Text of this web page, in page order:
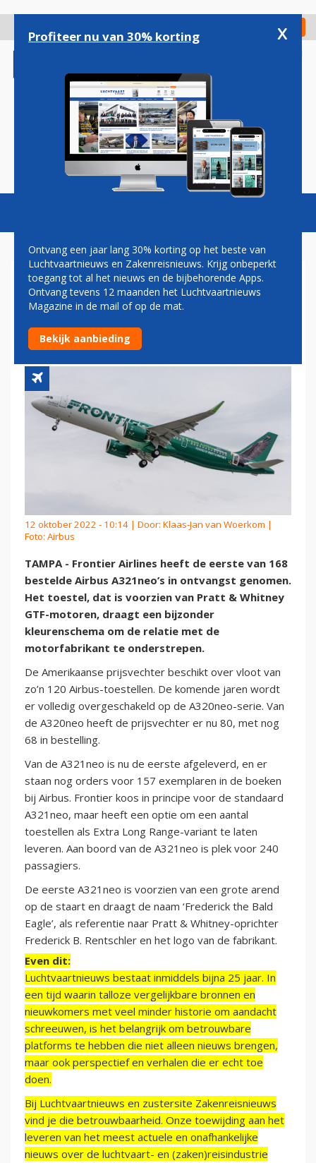
gaan
Check in
Magazine Podcasts Vacatures
AMERIKAANSE PRIJSVECHTER
FRONTIER AIRLINES HAALT
EERSTE AIRBUS A321NEO OP
12 oktober 2022 - 10:14 | Door: Klaas-Jan van Woerkom |
Foto: Airbus
TAMPA - Frontier Airlines heeft de eerste van 168
bestelde Airbus A321neo’s in ontvangst genomen.
Het toestel, dat is voorzien van Pratt & Whitney
GTF-motoren, draagt een bijzonder
kleurenschema om de relatie met de
motorfabrikant te onderstrepen.
De Amerikaanse prijsvechter beschikt over vloot van
zo’n 120 Airbus-toestellen. De komende jaren wordt
er volledig overgeschakeld op de A320neo-serie. Van
de A320neo heeft de prijsvechter er nu 80, met nog
68 in bestelling.
Van de A321neo is nu de eerste afgeleverd, en er
staan nog orders voor 157 exemplaren in de boeken
bij Airbus. Frontier koos in principe voor de standaard
A321neo, maar heeft een optie om een aantal
toestellen als Extra Long Range-variant te laten
leveren. Aan boord van de A321neo is plek voor 240
passagiers.
De eerste A321neo is voorzien van een grote arend
op de staart en draagt de naam ‘Frederick the Bald
Eagle’, als referentie naar Pratt & Whitney-oprichter
Frederick B. Rentschler en het logo van de fabrikant.
Even dit:
Luchtvaartnieuws bestaat inmiddels bijna 25 jaar. In
een tijd waarin talloze vergelijkbare bronnen en
nieuwkomers met veel minder historie om aandacht
schreeuwen, is het belangrijk om betrouwbare
platforms te hebben die niet alleen nieuws brengen,
maar ook perspectief en verhalen die er echt toe
doen.
Bij Luchtvaartnieuws en zustersite Zakenreisnieuws
vind je die betrouwbaarheid. Onze toewijding aan het
leveren van het meest actuele en onafhankelijke
nieuws over de luchtvaart- en (zaken)reisindustrie
Profiteer nu van 30% korting x
Ontvang een jaar lang 30% korting op het beste van
Luchtvaartnieuws en Zakenreisnieuws. Krijg onbeperkt
toegang tot al het nieuws en de bijbehorende Apps.
Ontvang tevens 12 maanden het Luchtvaartnieuws
Magazine in de mail of op de mat.
Bekijk aanbieding